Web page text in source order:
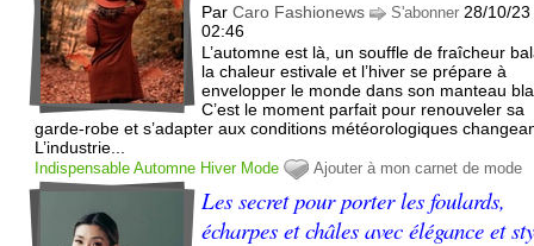
ParCaro Fashionews S'abonner 28/10/23
02:46
L’automne est là, un souffle de fraîcheur
la chaleur estivale et l’hiver se prépare à
envelopper le monde dans son manteau
C’est le moment parfait pour renouveler sa
garde-robe et s’adapter aux conditions météorologiques
L’industrie...
Indispensable Automne Hiver Mode Ajouter à mon carnet de mode
Les secret pour porter les foulards,
écharpes et châles avec élégance et